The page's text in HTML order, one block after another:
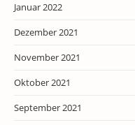
Januar 2022
Dezember 2021
November 2021
Oktober 2021
September 2021